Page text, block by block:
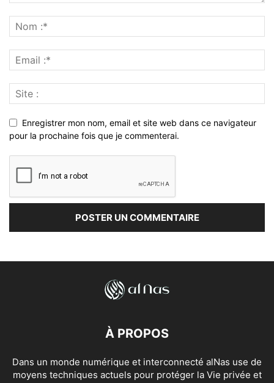
Enregistrer mon nom, email et site web dans ce navigateur
pour la prochaine fois que je commenterai.
À PROPOS
Dans un monde numérique et interconnecté alNas use de
moyens techniques actuels pour protéger la Vie privée et